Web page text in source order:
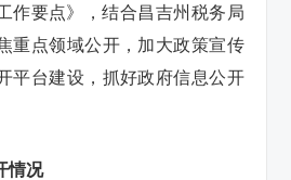
作要点》，结合昌吉州税务局
重点领域公开，加大政策宣传
平台建设，抓好政府信息公开
情况